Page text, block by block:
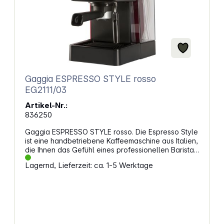
Gaggia ESPRESSO STYLE rosso
EG2111/03
Artikel-Nr.:
836250
Gaggia ESPRESSO STYLE rosso. Die Espresso Style
ist eine handbetriebene Kaffeemaschine aus Italien,
die Ihnen das Gefühl eines professionellen Barista-
Erlebnisses im eigenen Zuhause ermöglicht. Der
ergonomische Siebträger erlaubt eine ideale
Lagernd, Lieferzeit: ca. 1-5 Werktage